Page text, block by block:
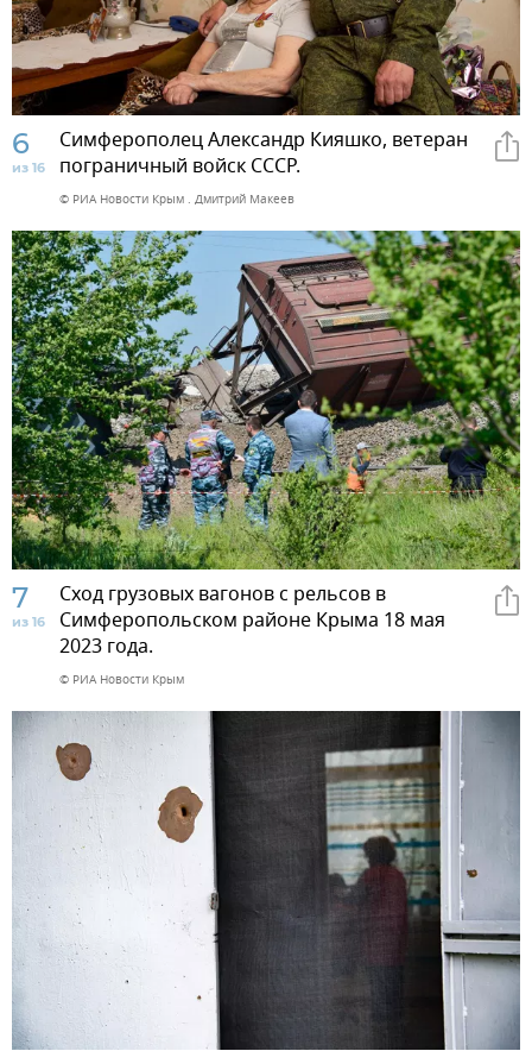
6
из 16
Симферополец Александр Кияшко, ветеран
пограничный войск СССР.
© РИА Новости Крым . Дмитрий Макеев
7
из 16
Сход грузовых вагонов с рельсов в
Симферопольском районе Крыма 18 мая
2023 года.
© РИА Новости Крым